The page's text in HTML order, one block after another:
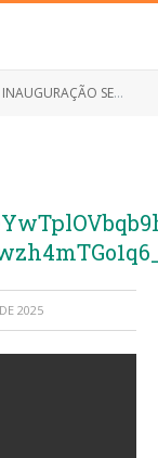
INAUGURAÇÃO SECRETARIA DA MULHER
2025